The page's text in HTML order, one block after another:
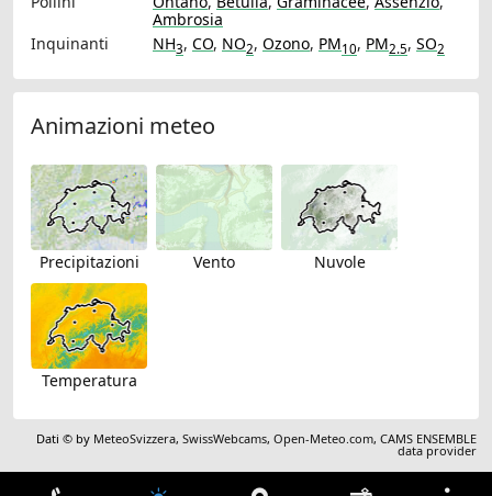
Ambrosia
Inquinanti
NH3, CO, NO2, Ozono, PM10, PM2.5, SO2
Animazioni meteo
Precipitazioni Vento Nuvole
Temperatura
Dati © by MeteoSvizzera,SwissWebcams,Open-Meteo.com,CAMS ENSEMBLE
data provider